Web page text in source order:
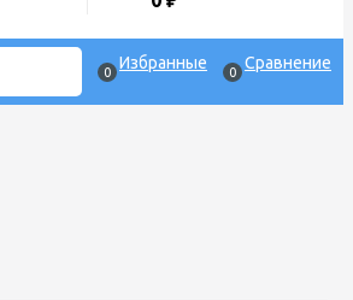
0 Избранные 0 Сравнение